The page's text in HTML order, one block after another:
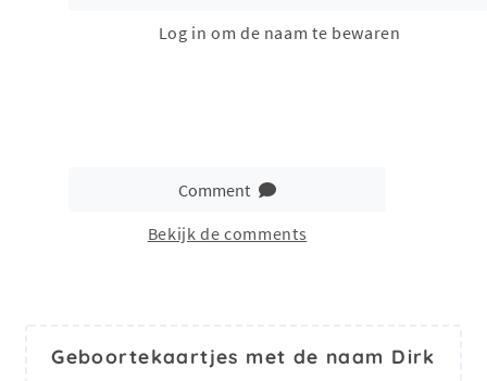
Log in om de naam te bewaren
Comment
Bekijk de comments
Geboortekaartjes met de naam Dirk